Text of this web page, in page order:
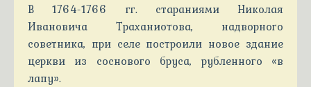
В 1764-1766 гг. стараниями Николая
Ивановича Траханиотова, надворного
советника, при селе построили новое здание
церкви из соснового бруса, рубленного «в
лапу».